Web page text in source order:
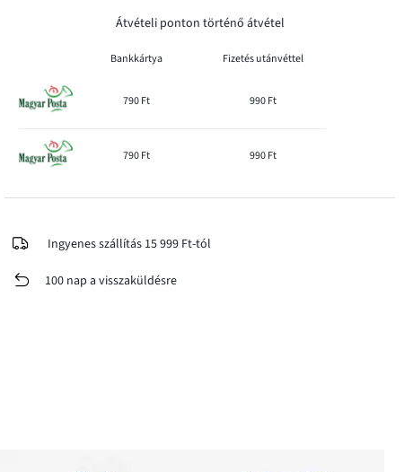
Átvételi ponton történő átvétel
Bankkártya Fizetés utánvéttel
790 Ft 990 Ft
790 Ft 990 Ft
Ingyenes szállítás 15 999 Ft-tól
100 nap a visszaküldésre